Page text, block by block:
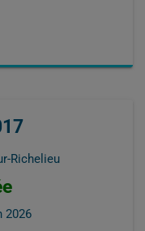
Richelieu
2026